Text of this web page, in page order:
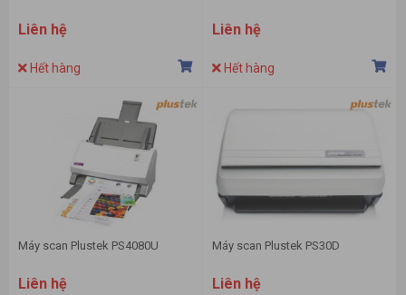
Liên hệ
Hết hàng
Liên hệ
Hết hàng
Máy scan Plustek PS4080U
Liên hệ
Máy scan Plustek PS30D
Liên hệ